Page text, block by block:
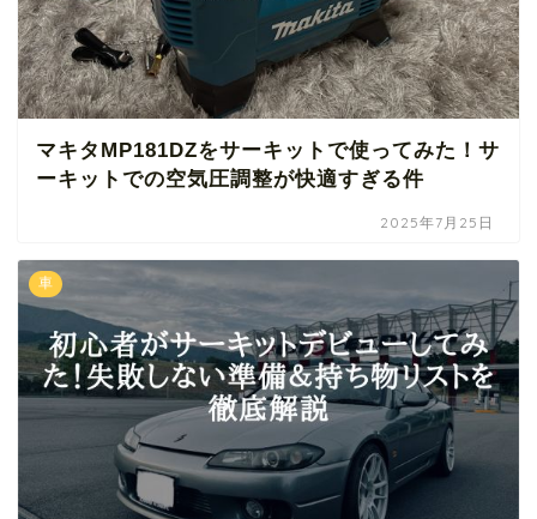
マキタMP181DZをサーキットで使ってみた！サ
ーキットでの空気圧調整が快適すぎる件
2025年7月25日
車